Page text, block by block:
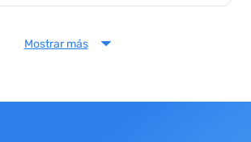
Mostrar más